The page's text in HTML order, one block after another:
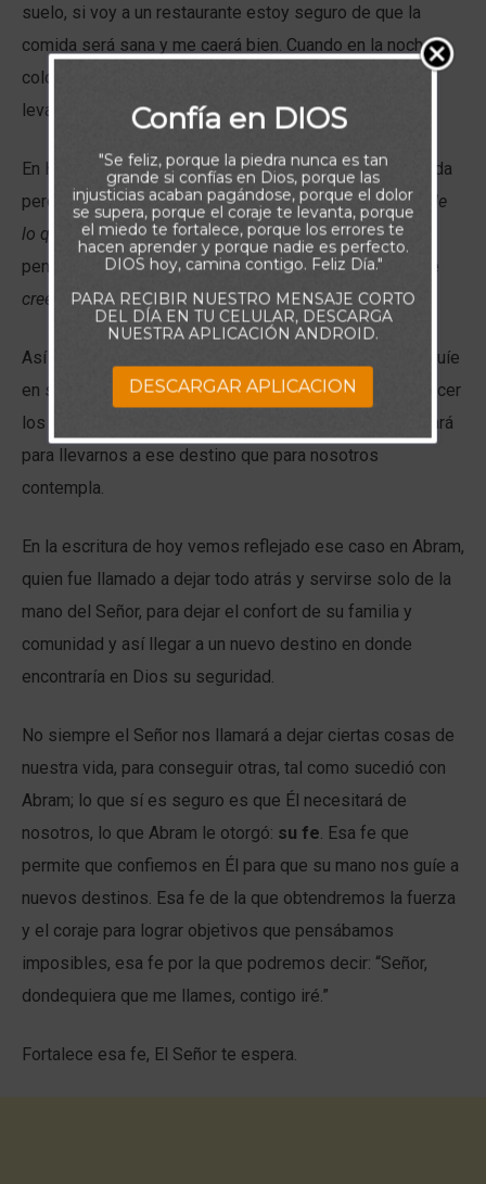
suelo, si voy a un restaurante estoy seguro de que la
comida será sana y me caerá bien. Cuando en la noche
coloco el despertador, sé que al día siguiente, me
levantará y llegaré a tiempo al trabajo.
En Hebreos 11:1 la palabra dicta, de forma muy resumida
pero práctica lo que es la fe: “Es, pues, la fe la certeza de
lo que se espera, la convicción de lo que no se ve”.
pensar en esta escritura entiendo la fe como el acto de
creer sin ver.
Así tener fe en Dios es no tener miedo de que Él nos guíe
en su propósito, es creer, sin saber (sin ver) o sin conocer
los detalles o los medios por los cuales el Señor actuará
para llevarnos a ese destino que para nosotros
contempla.
En la escritura de hoy vemos reflejado ese caso en Abram,
quien fue llamado a dejar todo atrás y servirse solo de la
mano del Señor, para dejar el confort de su familia y
comunidad y así llegar a un nuevo destino en donde
encontraría en Dios su seguridad.
No siempre el Señor nos llamará a dejar ciertas cosas de
nuestra vida, para conseguir otras, tal como sucedió con
Abram; lo que sí es seguro es que Él necesitará de
nosotros, lo que Abram le otorgó: su fe. Esa fe que
permite que confiemos en Él para que su mano nos guíe a
nuevos destinos. Esa fe de la que obtendremos la fuerza
y el coraje para lograr objetivos que pensábamos
imposibles, esa fe por la que podremos decir: “Señor,
dondequiera que me llames, contigo iré.”
Fortalece esa fe, El Señor te espera.
Confía en DIOS
"Se feliz, porque la piedra nunca es tan
grande si confías en Dios, porque las
injusticias acaban pagándose, porque el dolor
se supera, porque el coraje te levanta, porque
el miedo te fortalece, porque los errores te
hacen aprender y porque nadie es perfecto.
DIOS hoy, camina contigo. Feliz Día."
PARA RECIBIR NUESTRO MENSAJE CORTO
DEL DÍA EN TU CELULAR, DESCARGA
NUESTRA APLICACIÓN ANDROID.
DESCARGAR APLICACION